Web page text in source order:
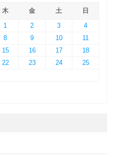
木 金 土
日
1
2 3
4
8 9 10
11
15 16 17
18
22 23 24
25